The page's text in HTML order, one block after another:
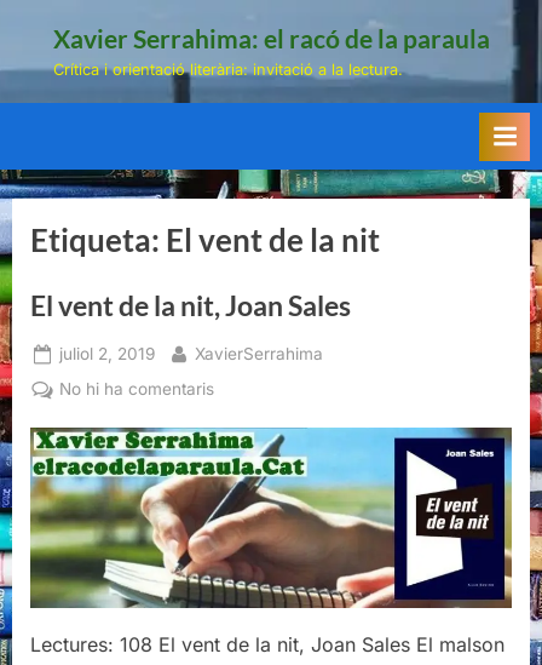
Xavier Serrahima: el racó de la paraula
Crítica i orientació literària: invitació a la lectura.
Etiqueta: El vent de la nit
El vent de la nit, Joan Sales
Posted
on
juliol 2, 2019 By
XavierSerrahima
No hi ha comentarisa
vent
de
la
nit,
Joan
Sales
Lectures: 108 El vent de la nit, Joan Sales El malson